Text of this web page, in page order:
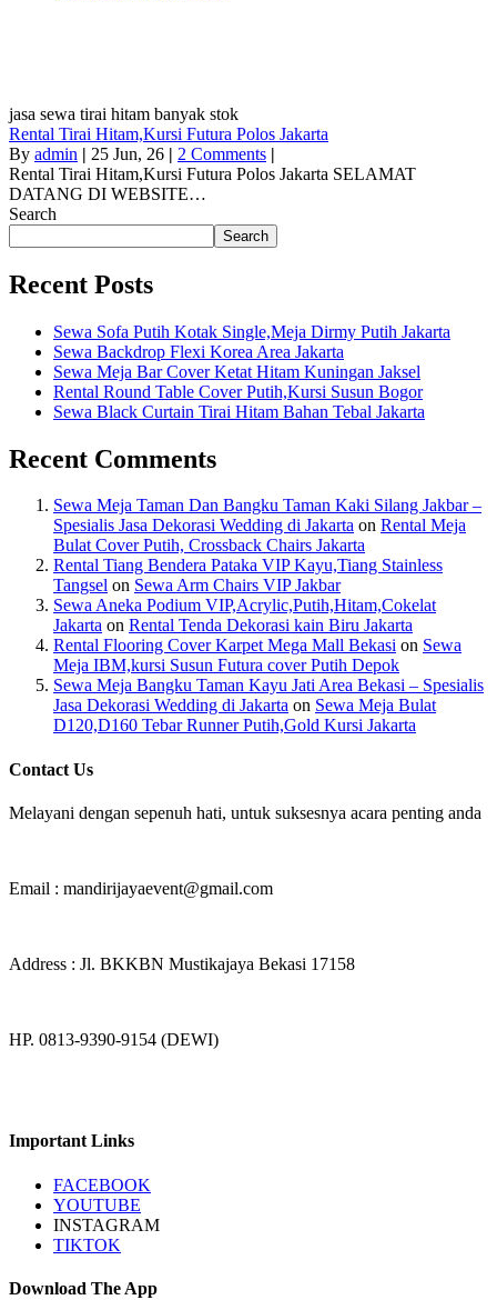
jasa sewa tirai hitam banyak stok
Rental Tirai Hitam,Kursi Futura Polos Jakarta
By admin | 25 Jun, 26 | 2 Comments |
Rental Tirai Hitam,Kursi Futura Polos Jakarta SELAMAT
DATANG DI WEBSITE…
Search
Search
Recent Posts
Sewa Sofa Putih Kotak Single,Meja Dirmy Putih Jakarta
Sewa Backdrop Flexi Korea Area Jakarta
Sewa Meja Bar Cover Ketat Hitam Kuningan Jaksel
Rental Round Table Cover Putih,Kursi Susun Bogor
Sewa Black Curtain Tirai Hitam Bahan Tebal Jakarta
Recent Comments
Sewa Meja Taman Dan Bangku Taman Kaki Silang Jakbar –
Spesialis Jasa Dekorasi Wedding di Jakarta on Rental Meja
Bulat Cover Putih, Crossback Chairs Jakarta
Rental Tiang Bendera Pataka VIP Kayu,Tiang Stainless
Tangsel on Sewa Arm Chairs VIP Jakbar
Sewa Aneka Podium VIP,Acrylic,Putih,Hitam,Cokelat
Jakarta on Rental Tenda Dekorasi kain Biru Jakarta
Rental Flooring Cover Karpet Mega Mall Bekasi on Sewa
Meja IBM,kursi Susun Futura cover Putih Depok
Sewa Meja Bangku Taman Kayu Jati Area Bekasi – Spesialis
Jasa Dekorasi Wedding di Jakarta on Sewa Meja Bulat
D120,D160 Tebar Runner Putih,Gold Kursi Jakarta
Contact Us
Melayani dengan sepenuh hati, untuk suksesnya acara penting anda
Email : mandirijayaevent@gmail.com
Address : Jl. BKKBN Mustikajaya Bekasi 17158
HP. 0813-9390-9154 (DEWI)
Important Links
FACEBOOK
YOUTUBE
INSTAGRAM
TIKTOK
Download The App